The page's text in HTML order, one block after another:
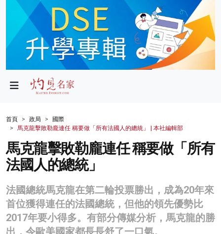
政局
財經
生活
健康
商業
科技
影片
首頁 政局
國際
馬克龍擊敗勒龐連任 稱要做「所有法國人的總統」 | 本社編輯部
馬克龍擊敗勒龐連任 稱要做「所有
法國人的總統」
法國總統馬克龍在第二輪投票勝出，成為20年來
首位獲得連任的法國總統，但他的領先優勢比
2017年要小得多。有部分傳媒分析，馬克龍的勝
出，令歐美國家都長長舒了一口氣。